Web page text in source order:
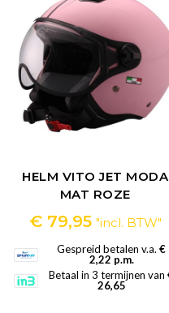
HELM VITO JET MODA
MAT ROZE
€79,95 "incl. BTW"
Gespreid betalen v.a.€
2,22 p.m.
Betaal in 3 termijnen van
26,65